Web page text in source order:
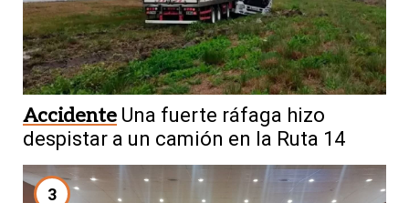
Accidente Una fuerte ráfaga hizo
despistar a un camión en la Ruta 14
3